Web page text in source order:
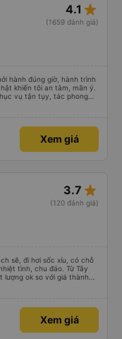
4.1 star_rate
(1659 đánh giá)
hành đúng giờ, hành trình
vụ tận tụy, tác phong
Xã hội loạn đạo. Xin gửi
Xem giá
3.7 star_rate
(120 đánh giá)
sẽ, đi hơi sốc xíu, có chỗ
tình, chu đáo. Từ Tây
lượng ok so với giá thành
Xem giá